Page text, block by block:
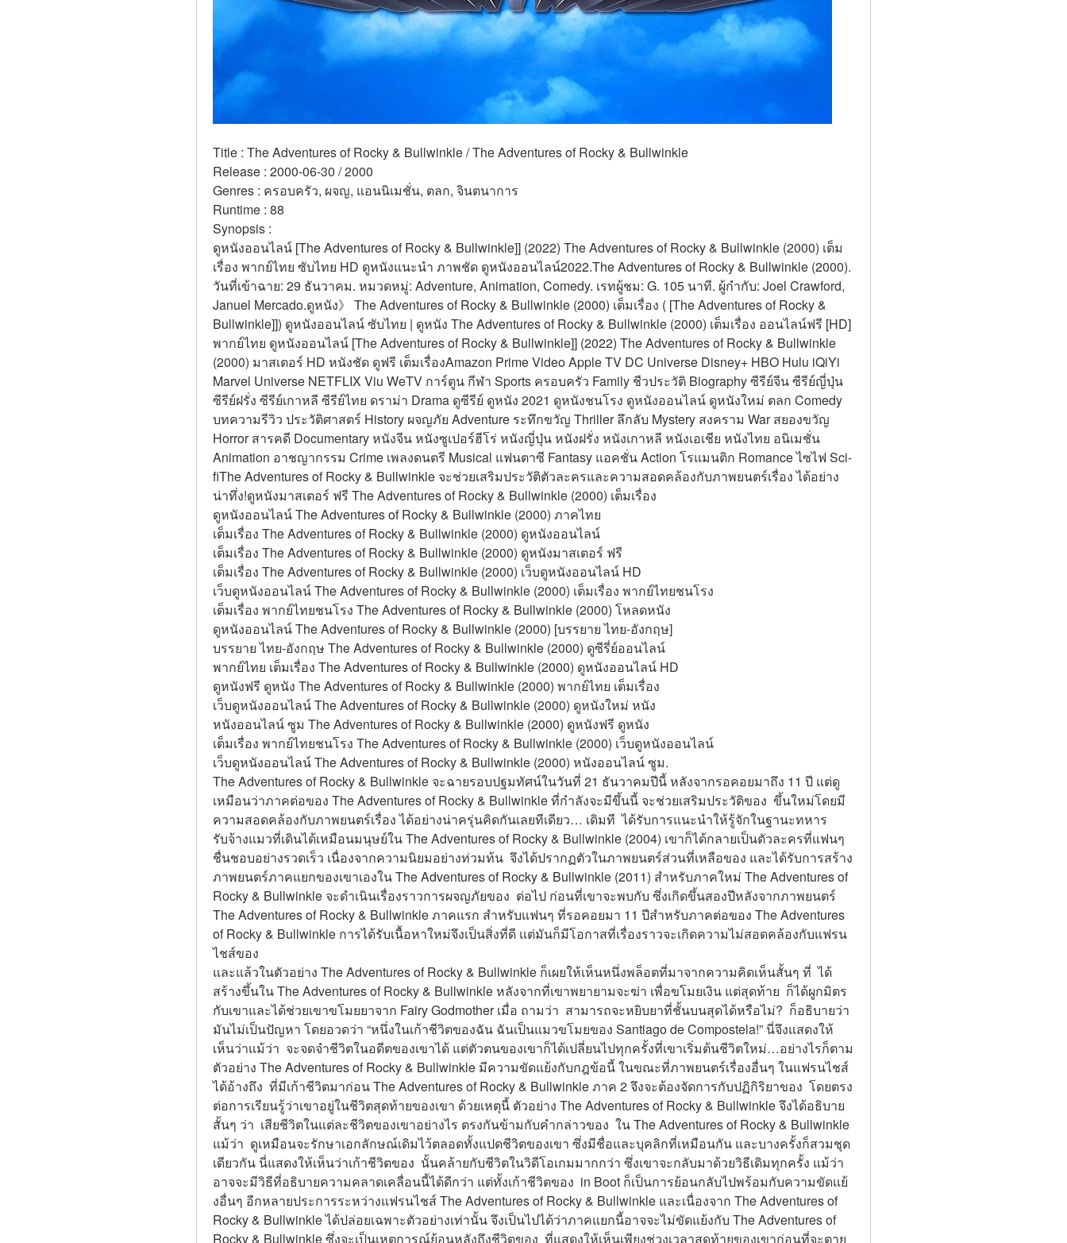
Title : The Adventures of Rocky & Bullwinkle / The Adventures of Rocky & Bullwinkle
Release : 2000-06-30 / 2000
Genres : ครอบครัว, ผจญ, แอนนิเมชั่น, ตลก, จินตนาการ
Runtime : 88
Synopsis :
ดูหนังออนไลน์ [The Adventures of Rocky & Bullwinkle]] (2022) The Adventures of Rocky & Bullwinkle (2000) เต็ม
เรื่อง พากย์ไทย ซับไทย HD ดูหนังแนะนำ ภาพชัด ดูหนังออนไลน์2022.The Adventures of Rocky & Bullwinkle (2000).
วันที่เข้าฉาย: 29 ธันวาคม. หมวดหมู่: Adventure, Animation, Comedy. เรทผู้ชม: G. 105 นาที. ผู้กำกับ: Joel Crawford,
Januel Mercado.ดูหนัง》 The Adventures of Rocky & Bullwinkle (2000) เต็มเรื่อง ( [The Adventures of Rocky &
Bullwinkle]]) ดูหนังออนไลน์ ซับไทย | ดูหนัง The Adventures of Rocky & Bullwinkle (2000) เต็มเรื่อง ออนไลน์ฟรี [HD]
พากย์ไทย ดูหนังออนไลน์ [The Adventures of Rocky & Bullwinkle]] (2022) The Adventures of Rocky & Bullwinkle
(2000) มาสเตอร์ HD หนังชัด ดูฟรี เต็มเรื่องAmazon Prime Video Apple TV DC Universe Disney+ HBO Hulu iQiYi
Marvel Universe NETFLIX Viu WeTV การ์ตูน กีฬา Sports ครอบครัว Family ชีวประวัติ Biography ซีรีย์จีน ซีรีย์ญี่ปุ่น
ซีรีย์ฝรั่ง ซีรีย์เกาหลี ซีรีย์ไทย ดราม่า Drama ดูซีรีย์ ดูหนัง 2021 ดูหนังชนโรง ดูหนังออนไลน์ ดูหนังใหม่ ตลก Comedy
บทความรีวิว ประวัติศาสตร์ History ผจญภัย Adventure ระทึกขวัญ Thriller ลึกลับ Mystery สงคราม War สยองขวัญ
Horror สารคดี Documentary หนังจีน หนังซูเปอร์ฮีโร่ หนังญี่ปุ่น หนังฝรั่ง หนังเกาหลี หนังเอเชีย หนังไทย อนิเมชั่น
Animation อาชญากรรม Crime เพลงดนตรี Musical แฟนตาซี Fantasy แอคชั่น Action โรแมนติก Romance ไซไฟ Sci-
fiThe Adventures of Rocky & Bullwinkle จะช่วยเสริมประวัติตัวละครและความสอดคล้องกับภาพยนตร์เรื่อง ได้อย่าง
น่าทึ่ง!ดูหนังมาสเตอร์ ฟรี The Adventures of Rocky & Bullwinkle (2000) เต็มเรื่อง
ดูหนังออนไลน์ The Adventures of Rocky & Bullwinkle (2000) ภาคไทย
เต็มเรื่อง The Adventures of Rocky & Bullwinkle (2000) ดูหนังออนไลน์
เต็มเรื่อง The Adventures of Rocky & Bullwinkle (2000) ดูหนังมาสเตอร์ ฟรี
เต็มเรื่อง The Adventures of Rocky & Bullwinkle (2000) เว็บดูหนังออนไลน์ HD
เว็บดูหนังออนไลน์ The Adventures of Rocky & Bullwinkle (2000) เต็มเรื่อง พากย์ไทยชนโรง
เต็มเรื่อง พากย์ไทยชนโรง The Adventures of Rocky & Bullwinkle (2000) โหลดหนัง
ดูหนังออนไลน์ The Adventures of Rocky & Bullwinkle (2000) [บรรยาย ไทย-อังกฤษ]
บรรยาย ไทย-อังกฤษ The Adventures of Rocky & Bullwinkle (2000) ดูซีรี่ย์ออนไลน์
พากย์ไทย เต็มเรื่อง The Adventures of Rocky & Bullwinkle (2000) ดูหนังออนไลน์ HD
ดูหนังฟรี ดูหนัง The Adventures of Rocky & Bullwinkle (2000) พากย์ไทย เต็มเรื่อง
เว็บดูหนังออนไลน์ The Adventures of Rocky & Bullwinkle (2000) ดูหนังใหม่ หนัง
หนังออนไลน์ ซูม The Adventures of Rocky & Bullwinkle (2000) ดูหนังฟรี ดูหนัง
เต็มเรื่อง พากย์ไทยชนโรง The Adventures of Rocky & Bullwinkle (2000) เว็บดูหนังออนไลน์
เว็บดูหนังออนไลน์ The Adventures of Rocky & Bullwinkle (2000) หนังออนไลน์ ซูม.
The Adventures of Rocky & Bullwinkle จะฉายรอบปฐมทัศน์ในวันที่ 21 ธันวาคมปีนี้ หลังจากรอคอยมาถึง 11 ปี แต่ดู
เหมือนว่าภาคต่อของ The Adventures of Rocky & Bullwinkle ที่กำลังจะมีขึ้นนี้ จะช่วยเสริมประวัติของ  ขึ้นใหม่โดยมี
ความสอดคล้องกับภาพยนตร์เรื่อง ได้อย่างน่าครุ่นคิดกันเลยทีเดียว… เดิมที  ได้รับการแนะนำให้รู้จักในฐานะทหาร
รับจ้างแมวที่เดินได้เหมือนมนุษย์ใน The Adventures of Rocky & Bullwinkle (2004) เขาก็ได้กลายเป็นตัวละครที่แฟนๆ
ชื่นชอบอย่างรวดเร็ว เนื่องจากความนิยมอย่างท่วมท้น  จึงได้ปรากฏตัวในภาพยนตร์ส่วนที่เหลือของ และได้รับการสร้าง
ภาพยนตร์ภาคแยกของเขาเองใน The Adventures of Rocky & Bullwinkle (2011) สำหรับภาคใหม่ The Adventures of
Rocky & Bullwinkle จะดำเนินเรื่องราวการผจญภัยของ  ต่อไป ก่อนที่เขาจะพบกับ ซึ่งเกิดขึ้นสองปีหลังจากภาพยนตร์
The Adventures of Rocky & Bullwinkle ภาคแรก สำหรับแฟนๆ ที่รอคอยมา 11 ปีสำหรับภาคต่อของ The Adventures
of Rocky & Bullwinkle การได้รับเนื้อหาใหม่จึงเป็นสิ่งที่ดี แต่มันก็มีโอกาสที่เรื่องราวจะเกิดความไม่สอดคล้องกับแฟรน
ไชส์ของ
และแล้วในตัวอย่าง The Adventures of Rocky & Bullwinkle ก็เผยให้เห็นหนึ่งพล็อตที่มาจากความคิดเห็นสั้นๆ ที่  ได้
สร้างขึ้นใน The Adventures of Rocky & Bullwinkle หลังจากที่เขาพยายามจะฆ่า เพื่อขโมยเงิน แต่สุดท้าย  ก็ได้ผูกมิตร
กับเขาและได้ช่วยเขาขโมยยาจาก Fairy Godmother เมื่อ ถามว่า  สามารถจะหยิบยาที่ชั้นบนสุดได้หรือไม่?  ก็อธิบายว่า
มันไม่เป็นปัญหา โดยอวดว่า “หนึ่งในเก้าชีวิตของฉัน ฉันเป็นแมวขโมยของ Santiago de Compostela!” นี่จึงแสดงให้
เห็นว่าแม้ว่า  จะจดจำชีวิตในอดีตของเขาได้ แต่ตัวตนของเขาก็ได้เปลี่ยนไปทุกครั้งที่เขาเริ่มต้นชีวิตใหม่…อย่างไรก็ตาม
ตัวอย่าง The Adventures of Rocky & Bullwinkle มีความขัดแย้งกับกฎข้อนี้ ในขณะที่ภาพยนตร์เรื่องอื่นๆ ในแฟรนไชส์
ได้อ้างถึง  ที่มีเก้าชีวิตมาก่อน The Adventures of Rocky & Bullwinkle ภาค 2 จึงจะต้องจัดการกับปฏิกิริยาของ  โดยตรง
ต่อการเรียนรู้ว่าเขาอยู่ในชีวิตสุดท้ายของเขา ด้วยเหตุนี้ ตัวอย่าง The Adventures of Rocky & Bullwinkle จึงได้อธิบาย
สั้นๆ ว่า  เสียชีวิตในแต่ละชีวิตของเขาอย่างไร ตรงกันข้ามกับคำกล่าวของ  ใน The Adventures of Rocky & Bullwinkle
แม้ว่า  ดูเหมือนจะรักษาเอกลักษณ์เดิมไว้ตลอดทั้งแปดชีวิตของเขา ซึ่งมีชื่อและบุคลิกที่เหมือนกัน และบางครั้งก็สวมชุด
เดียวกัน นี่แสดงให้เห็นว่าเก้าชีวิตของ  นั้นคล้ายกับชีวิตในวิดีโอเกมมากกว่า ซึ่งเขาจะกลับมาด้วยวิธีเดิมทุกครั้ง แม้ว่า
อาจจะมีวิธีที่อธิบายความคลาดเคลื่อนนี้ได้ดีกว่า แต่ทั้งเก้าชีวิตของ  in Boot ก็เป็นการย้อนกลับไปพร้อมกับความขัดแย้
งอื่นๆ อีกหลายประการระหว่างแฟรนไชส์ The Adventures of Rocky & Bullwinkle และเนื่องจาก The Adventures of
Rocky & Bullwinkle ได้ปล่อยเฉพาะตัวอย่างเท่านั้น จึงเป็นไปได้ว่าภาคแยกนี้อาจจะไม่ขัดแย้งกับ The Adventures of
Rocky & Bullwinkle ซึ่งจะเป็นเหตุการณ์ย้อนหลังถึงชีวิตของ  ที่แสดงให้เห็นเพียงช่วงเวลาสุดท้ายของเขาก่อนที่จะตาย